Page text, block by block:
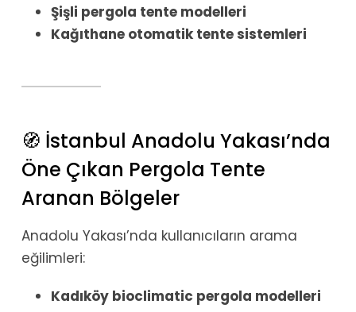
Şişli pergola tente modelleri
Kağıthane otomatik tente sistemleri
🧭 İstanbul Anadolu Yakası’nda
Öne Çıkan Pergola Tente
Aranan Bölgeler
Anadolu Yakası’nda kullanıcıların arama
eğilimleri:
Kadıköy bioclimatic pergola modelleri